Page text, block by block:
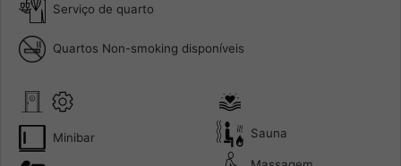
Serviço de quarto
Quartos Non-smoking disponíveis
Minibar Sauna